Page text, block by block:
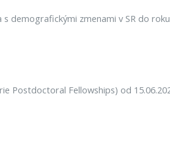
demografickými zmenami v SR do
Postdoctoral Fellowships) od